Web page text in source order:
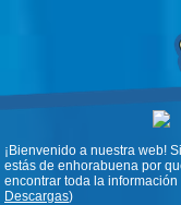
¡Bienvenido a nuestra web!
estás de enhorabuena por
encontrar toda la
Descargas)